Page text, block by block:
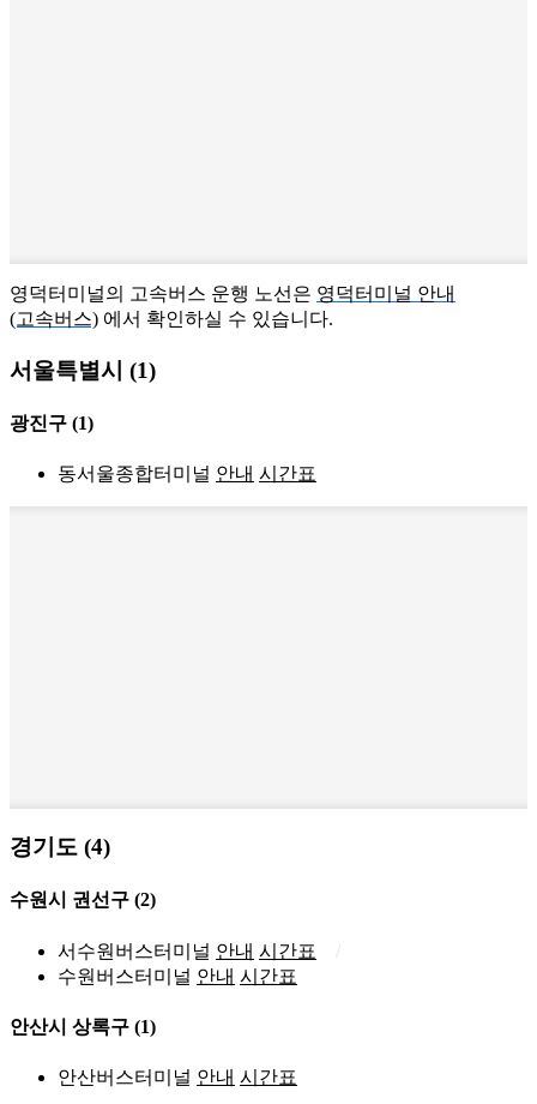
영덕터미널의 고속버스 운행 노선은 영덕터미널 안내
(고속버스) 에서 확인하실 수 있습니다.
서울특별시 (1)
광진구 (1)
동서울종합터미널 안내 시간표
경기도 (4)
수원시 권선구 (2)
서수원버스터미널 안내 시간표
수원버스터미널 안내 시간표
안산시 상록구 (1)
안산버스터미널 안내 시간표